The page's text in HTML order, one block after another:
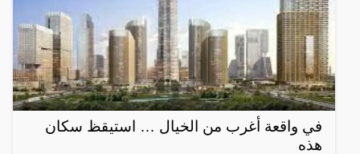
في واقعة أغرب من الخيال … استيقظ سكان
هذه